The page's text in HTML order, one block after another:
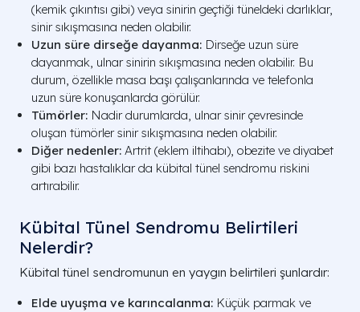
(kemik çıkıntısı gibi) veya sinirin geçtiği tüneldeki darlıklar,
sinir sıkışmasına neden olabilir.
Uzun süre dirseğe dayanma: Dirseğe uzun süre
dayanmak, ulnar sinirin sıkışmasına neden olabilir. Bu
durum, özellikle masa başı çalışanlarında ve telefonla
uzun süre konuşanlarda görülür.
Tümörler: Nadir durumlarda, ulnar sinir çevresinde
oluşan tümörler sinir sıkışmasına neden olabilir.
Diğer nedenler: Artrit (eklem iltihabı), obezite ve diyabet
gibi bazı hastalıklar da kübital tünel sendromu riskini
artırabilir.
Kübital Tünel Sendromu Belirtileri
Nelerdir?
Kübital tünel sendromunun en yaygın belirtileri şunlardır:
Elde uyuşma ve karıncalanma: Küçük parmak ve